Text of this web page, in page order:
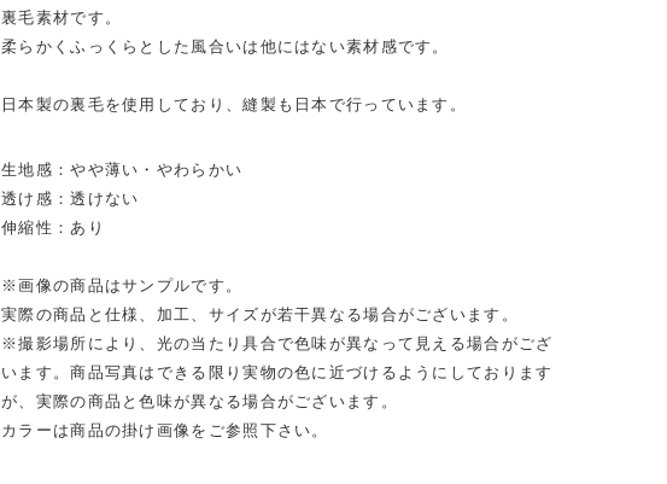
裏毛素材です。
柔らかくふっくらとした風合いは他にはない素材感です。
日本製の裏毛を使用しており、縫製も日本で行っています。
生地感：やや薄い・やわらかい
透け感：透けない
伸縮性：あり
※画像の商品はサンプルです。
実際の商品と仕様、加工、サイズが若干異なる場合がございます。
※撮影場所により、光の当たり具合で色味が異なって見える場合がござ
います。商品写真はできる限り実物の色に近づけるようにしております
が、実際の商品と色味が異なる場合がございます。
カラーは商品の掛け画像をご参照下さい。